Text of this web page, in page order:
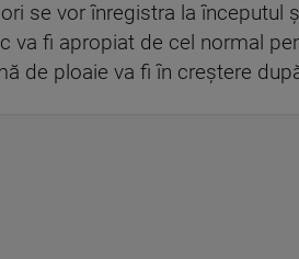
se vor înregistra la
va fi apropiat de cel normal
de ploaie va fi în creştere